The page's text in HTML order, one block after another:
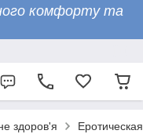
комфорту та
здоров'я